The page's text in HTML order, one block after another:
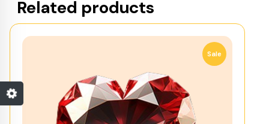
Related products
Sale